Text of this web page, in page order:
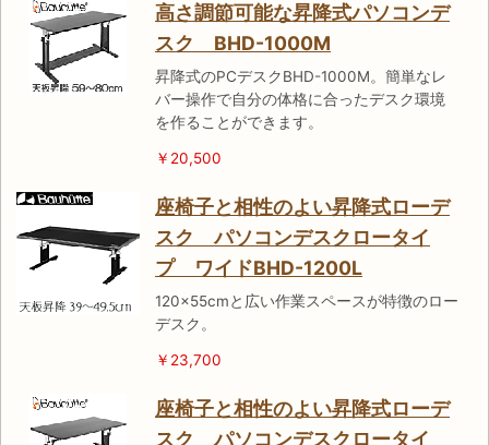
高さ調節可能な昇降式パソコンデ
スク BHD-1000M
昇降式のPCデスクBHD-1000M。簡単なレ
バー操作で自分の体格に合ったデスク環境
を作ることができます。
￥20,500
座椅子と相性のよい昇降式ローデ
スク パソコンデスクロータイ
プ ワイドBHD-1200L
120×55cmと広い作業スペースが特徴のロー
デスク。
￥23,700
座椅子と相性のよい昇降式ローデ
スク パソコンデスクロータイ